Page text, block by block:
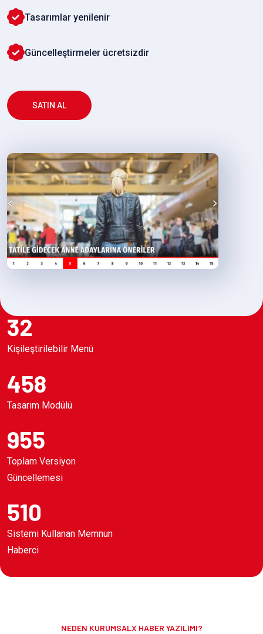
Tasarımlar yenilenir
Güncelleştirmeler ücretsizdir
SATIN AL
32
Kişileştirilebilir Menü
458
Tasarım Modülü
955
Toplam Versiyon
Güncellemesi
510
Sistemi Kullanan Memnun
Haberci
NEDEN KURUMSALX HABER YAZILIMI?